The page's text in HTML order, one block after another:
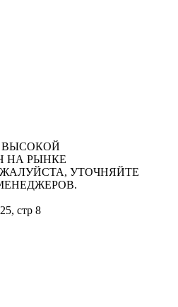
ВЫСОКОЙ
НА РЫНКЕ
УТОЧНЯЙТЕ
стр 8